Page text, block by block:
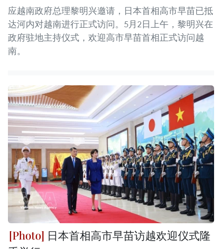
应越南政府总理黎明兴邀请，日本首相高市早苗已抵
达河内对越南进行正式访问。5月2日上午，黎明兴在
政府驻地主持仪式，欢迎高市早苗首相正式访问越
南。
日本首相高市早苗访越欢迎仪式隆